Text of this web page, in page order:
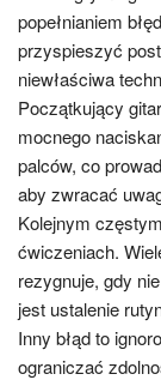
popełnianiem
przyspieszyć
niewłaściwa
Początkujący
mocnego
palców, co
aby zwracać
Kolejnym
ćwiczeniach.
rezygnuje, gdy
jest ustalenie
Inny błąd to
ograniczać